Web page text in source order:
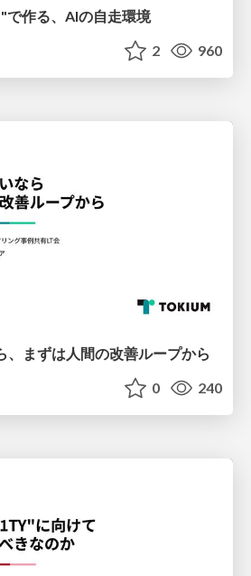
で作る、AIの自走環境
2 960
、まずは人間の改善ループから
0 240